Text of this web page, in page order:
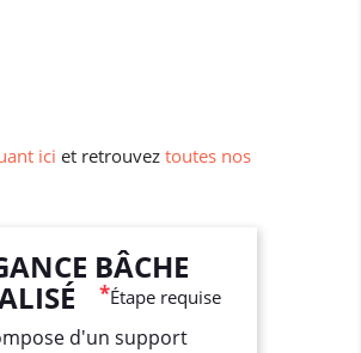
ici et retrouvez toutes nos
BÂCHE
*Étape requise
d'un support